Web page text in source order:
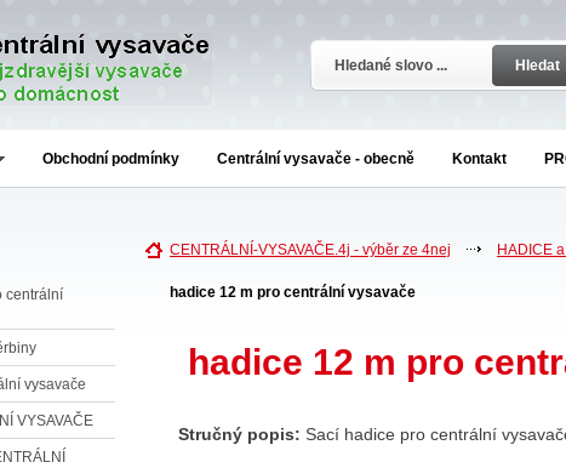
Hledat
Obchodní podmínky Centrální vysavače - obecně Kontakt
centrální
vysavače
VYSAVAČE
CENTRÁLNÍ-VYSAVAČE.4j - výběr ze 4nej HADICE
hadice 12 m pro centrální vysavače
hadice 12 m pro
Stručný popis: Sací hadice pro centrální